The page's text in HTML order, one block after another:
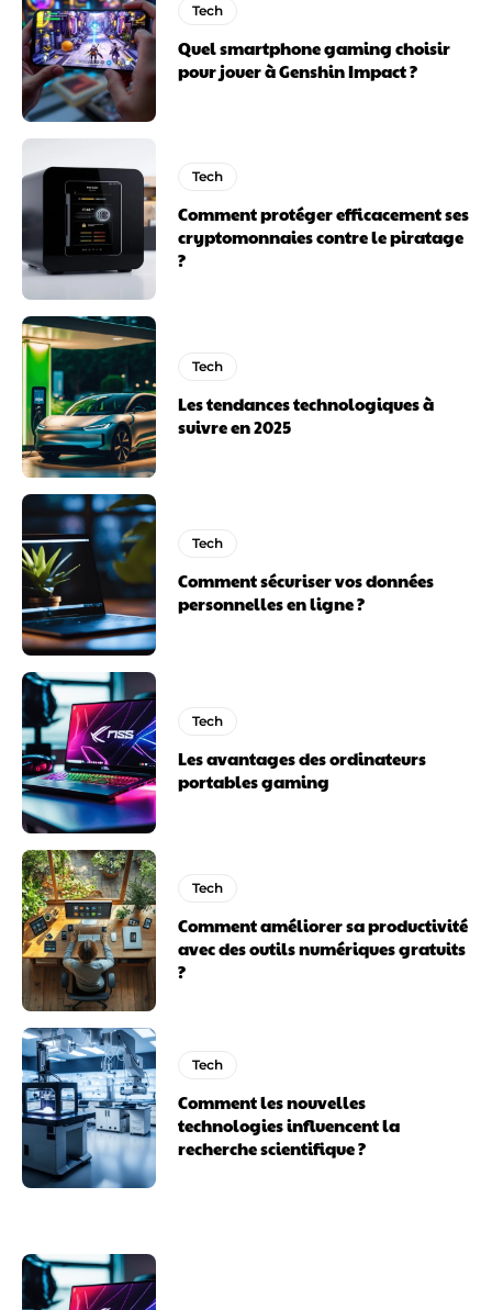
Tech
Quel smartphone gaming choisir
pour jouer à Genshin Impact ?
Tech
Comment protéger efficacement ses
cryptomonnaies contre le piratage
?
Tech
Les tendances technologiques à
suivre en 2025
Tech
Comment sécuriser vos données
personnelles en ligne ?
Tech
Les avantages des ordinateurs
portables gaming
Tech
Comment améliorer sa productivité
avec des outils numériques gratuits
?
Tech
Comment les nouvelles
technologies influencent la
recherche scientifique ?